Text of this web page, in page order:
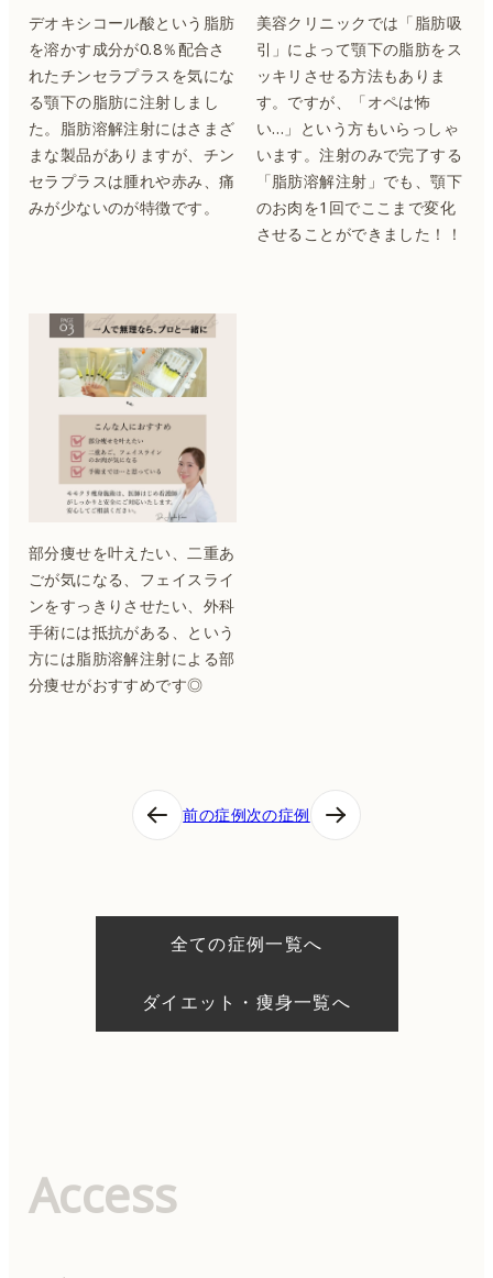
デオキシコール酸という脂肪
を溶かす成分が0.8％配合さ
れたチンセラプラスを気にな
る顎下の脂肪に注射しまし
た。脂肪溶解注射にはさまざ
まな製品がありますが、チン
セラプラスは腫れや赤み、痛
みが少ないのが特徴です。
美容クリニックでは「脂肪吸
引」によって顎下の脂肪をス
ッキリさせる方法もありま
す。ですが、「オペは怖
い…」という方もいらっしゃ
います。注射のみで完了する
「脂肪溶解注射」でも、顎下
のお肉を1回でここまで変化
させることができました！！
部分痩せを叶えたい、二重あ
ごが気になる、フェイスライ
ンをすっきりさせたい、外科
手術には抵抗がある、という
方には脂肪溶解注射による部
分痩せがおすすめです◎
前の症例次の症例
全ての症例一覧へ
ダイエット・痩身一覧へ
Access